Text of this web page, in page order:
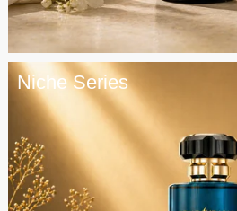
Niche Series